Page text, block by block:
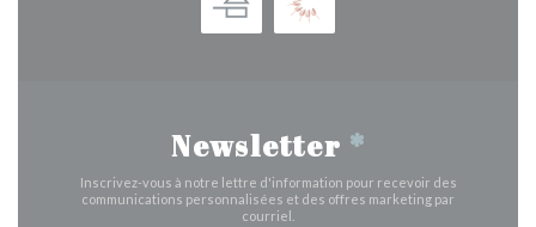
Newsletter *
Inscrivez-vous à notre lettre d'information pour recevoir des
communications personnalisées et des offres marketing par
courriel.